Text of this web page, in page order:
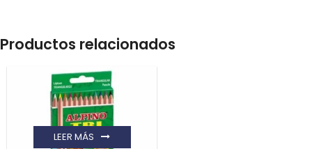
Productos relacionados
LEER MÁS